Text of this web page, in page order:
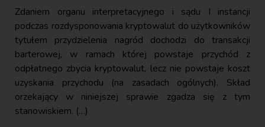
Zdaniem organu interpretacyjnego i sądu I instancji
podczas rozdysponowania kryptowalut do użytkowników
tytułem przydzielenia nagród dochodzi do transakcji
barterowej, w ramach której powstaje przychód z
odpłatnego zbycia kryptowalut, lecz nie powstaje koszt
uzyskania przychodu (na zasadach ogólnych). Skład
orzekający w niniejszej sprawie zgadza się z tym
stanowiskiem. (…)